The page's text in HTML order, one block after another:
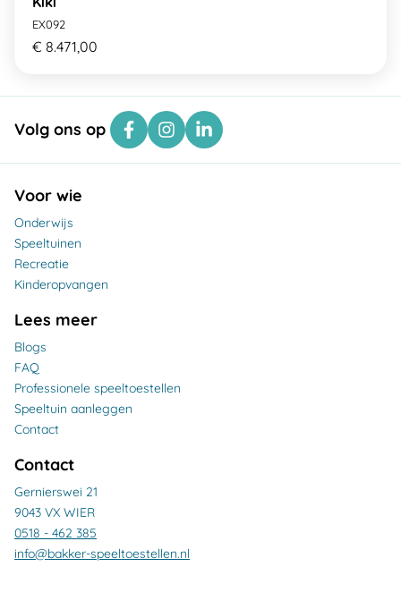
EX092
€ 8.471,00
Volg ons op
Voor wie
Onderwijs
Speeltuinen
Recreatie
Kinderopvangen
Lees meer
Blogs
FAQ
Professionele speeltoestellen
Speeltuin aanleggen
Contact
Contact
Gernierswei 21
9043 VX WIER
0518 - 462 385
info@bakker-speeltoestellen.nl